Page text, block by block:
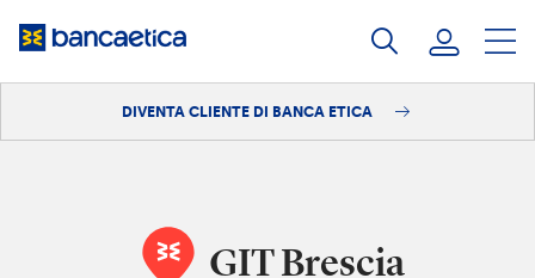
DIVENTA CLIENTE DI BANCA ETICA
GIT Brescia